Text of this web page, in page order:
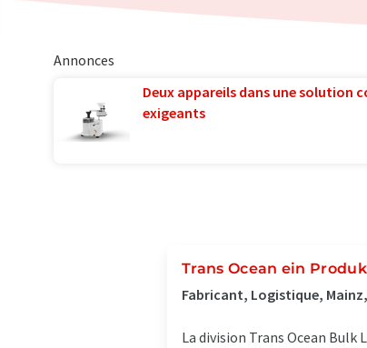
Annonces
Deux appareils dans une solution
exigeants
Trans Ocean ein
Fabricant, Logistique,
La division Trans Ocean Bulk